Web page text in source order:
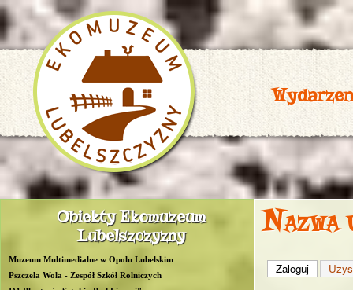
P
O
Nazwa
Zaloguj
Obiekty Ekomuzeum
Lubelszczyzny
Muzeum Multimedialne w Opolu Lubelskim
Pszczela Wola - Zespół Szkół Rolniczych